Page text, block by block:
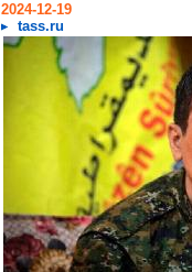
2024-12-19
tass.ru